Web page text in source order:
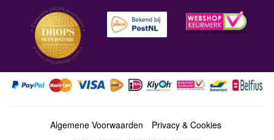
Algemene Voorwaarden
Privacy & Cookies